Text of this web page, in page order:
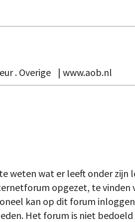
. Overige www.aob.nl
weten wat er leeft onder zijn
opgezet, te vinden
kan op dit forum
Het forum is niet bedoeld